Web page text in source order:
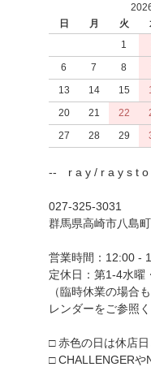
日
月 火
1
6
7 8
13
14 15
20
21 22
27
28 29
-- r a y / r a y s t
027-325-3031
群馬県高崎市八島
営業時間：12:00 -
定休日：第1-4水曜
（臨時休業の場合
レンダーをご参照く
□ 赤色の日は休店日
□ CHALLENGERや